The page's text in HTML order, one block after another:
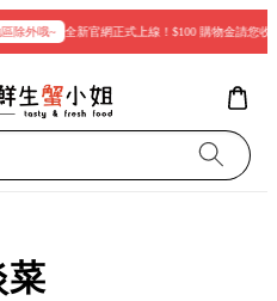
除外哦~ 全新官網正式上線！$100 購物金請您收下